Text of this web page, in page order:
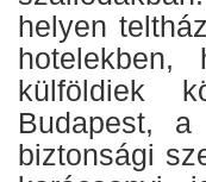
helyen
külföldiek
Budapest,
biztonsági